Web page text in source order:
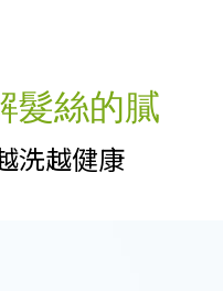
髮絲的膩
洗越健康